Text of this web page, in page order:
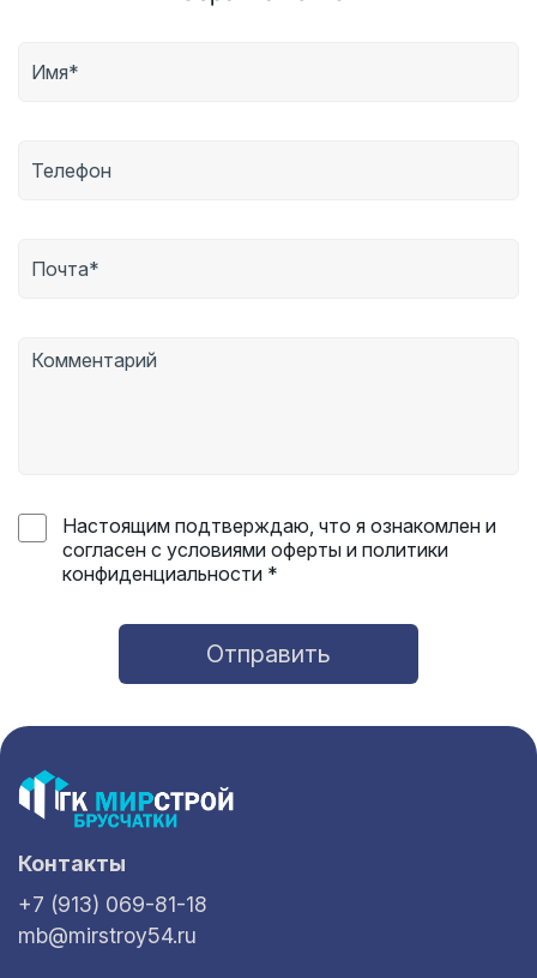
Настоящим подтверждаю, что я ознакомлен и
согласен с условиями оферты и политики
конфиденциальности *
Отправить
Контакты
+7 (913) 069-81-18
mb@mirstroy54.ru